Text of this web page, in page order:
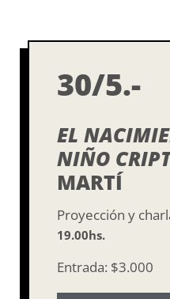
30/5.-
EL
NIÑO
MARTÍ
Proyección y
19.00hs.
Entrada: $3.000